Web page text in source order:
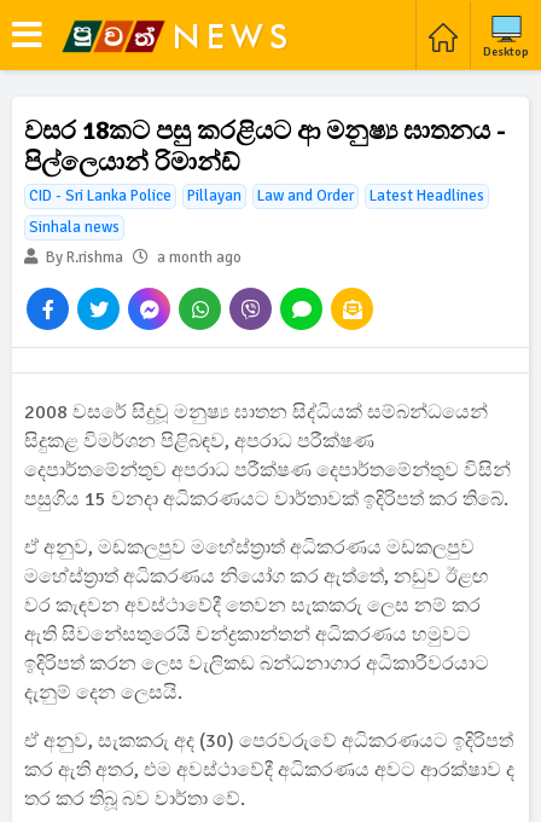
Desktop
වසර 18කට පසු කරළියට ආ මනුෂ්‍ය ඝාතනය -
පිල්ලෙයාන් රිමාන්ඩ්
CID - Sri Lanka Police Pillayan Law and Order
Latest Headlines
Sinhala news
By R.rishma
a month ago
2008 වසරේ සිදුවූ මනුෂ්‍ය ඝාතන සිද්ධියක් සම්බන්ධයෙන්
සිදුකළ විමර්ශන පිළිබඳව, අපරාධ පරීක්ෂණ
දෙපාර්තමේන්තුව අපරාධ පරීක්ෂණ දෙපාර්තමේන්තුව විසින්
පසුගිය 15 වනදා අධිකරණයට වාර්තාවක් ඉදිරිපත් කර තිබේ.
ඒ අනුව, මඩකලපුව මහේස්ත්‍රාත් අධිකරණය මඩකලපුව
මහේස්ත්‍රාත් අධිකරණය නියෝග කර ඇත්තේ, නඩුව ඊළඟ
වර කැඳවන අවස්ථාවේදී තෙවන සැකකරු ලෙස නම් කර
ඇති සිවනේසතුරෙයි චන්ද්‍රකාන්තන් අධිකරණය හමුවට
ඉදිරිපත් කරන ලෙස වැලිකඩ බන්ධනාගාර අධිකාරීවරයාට
දැනුම් දෙන ලෙසයි.
ඒ අනුව, සැකකරු අද (30) පෙරවරුවේ අධිකරණයට ඉදිරිපත්
කර ඇති අතර, එම අවස්ථාවේදී අධිකරණය අවට ආරක්ෂාව ද
තර කර තිබූ බව වාර්තා වේ.